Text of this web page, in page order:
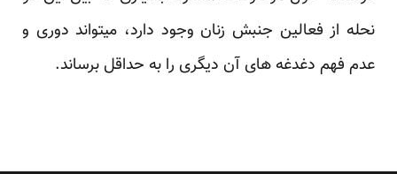
نحله از فعالین جنبش زنان وجود دارد، میتواند دوری و
عدم فهم دغدغه های آن دیگری را به حداقل برساند.